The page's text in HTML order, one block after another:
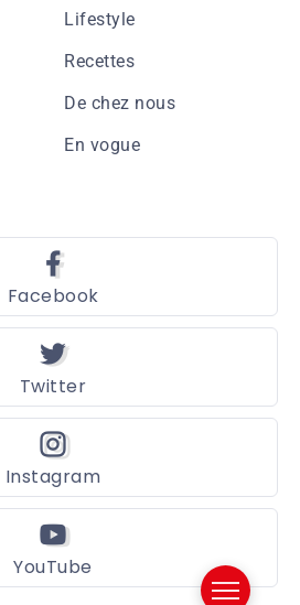
Lifestyle
Recettes
De chez nous
En vogue
Facebook
Twitter
Instagram
YouTube